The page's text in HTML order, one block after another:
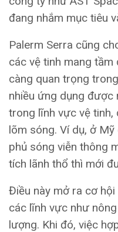
đang nhắm mục tiêu
Palerm Serra cũng
các vệ tinh mang
càng quan trọng
nhiều ứng dụng được
trong lĩnh vực vệ tinh,
lõm sóng. Ví dụ, ở
phủ sóng viễn thông
tích lãnh thổ thì mới
Điều này mở ra cơ
các lĩnh vực như
lượng. Khi đó, việc